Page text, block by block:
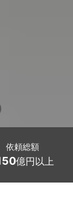
依頼総額
億円以上